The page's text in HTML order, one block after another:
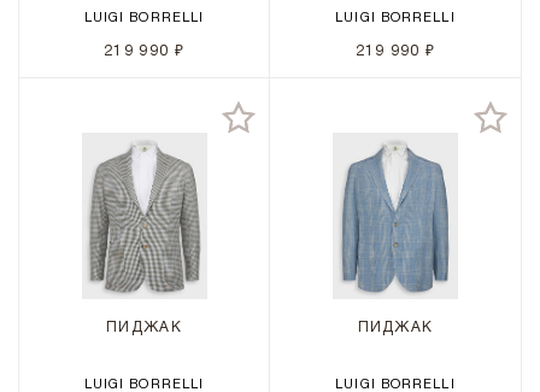
LUIGI BORRELLI
219 990 ₽
LUIGI BORRELLI
219 990 ₽
ПИДЖАК
LUIGI BORRELLI
ПИДЖАК
LUIGI BORRELLI